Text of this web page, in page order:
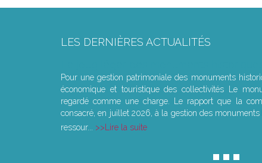
LES DERNIÈRES ACTUALITÉS
Pour une gestion patrimoniale des monuments
économique et touristique des collectivités Le
regardé comme une charge. Le rapport que la
consacré, en juillet 2026, à la gestion des
ressour...
Lire la suite